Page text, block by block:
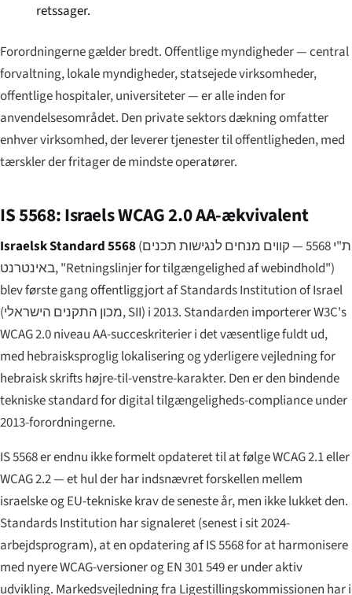
retssager.
Forordningerne gælder bredt. Offentlige myndigheder — central
forvaltning, lokale myndigheder, statsejede virksomheder,
offentlige hospitaler, universiteter — er alle inden for
anvendelsesområdet. Den private sektors dækning omfatter
enhver virksomhed, der leverer tjenester til offentligheden, med
tærskler der fritager de mindste operatører.
IS 5568: Israels WCAG 2.0 AA-ækvivalent
Israelsk Standard 5568(ת"י 5568 — קווים מנחים לנגישות תכנים
באינטרנט, "Retningslinjer for tilgængelighed af webindhold")
blev første gang offentliggjort af Standards Institution of Israel
(מכון התקנים הישראלי, SII) i 2013. Standarden importerer W3C's
WCAG 2.0 niveau AA-succeskriterier i det væsentlige fuldt ud,
med hebraisksproglig lokalisering og yderligere vejledning for
hebraisk skrifts højre-til-venstre-karakter. Den er den bindende
tekniske standard for digital tilgængeligheds-compliance under
2013-forordningerne.
IS 5568 er endnu ikke formelt opdateret til at følge WCAG 2.1 eller
WCAG 2.2 — et hul der har indsnævret forskellen mellem
israelske og EU-tekniske krav de seneste år, men ikke lukket den.
Standards Institution har signaleret (senest i sit 2024-
arbejdsprogram), at en opdatering af IS 5568 for at harmonisere
med nyere WCAG-versioner og EN 301 549 er under aktiv
udvikling. Markedsvejledning fra Ligestillingskommissionen har i